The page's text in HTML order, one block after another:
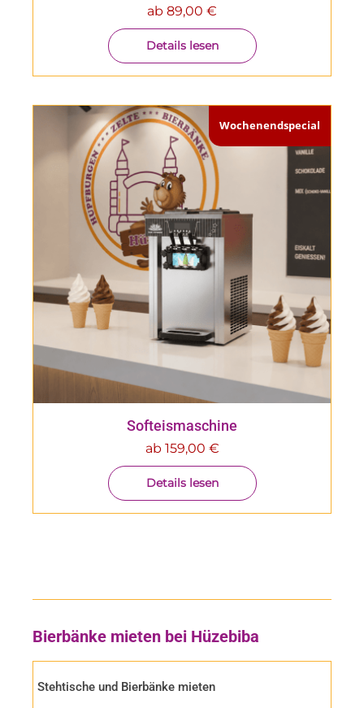
ab 89,00 €
Details lesen
Wochenendspecial
Softeismaschine
ab 159,00 €
Details lesen
Bierbänke mieten bei Hüzebiba
Stehtische und Bierbänke mieten